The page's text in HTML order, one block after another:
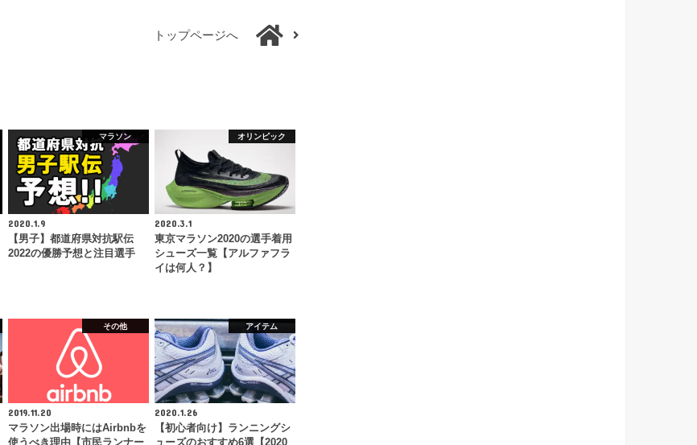
トップページへ
マラソン
2020.1.9
【男子】都道府県対抗駅伝
2022の優勝予想と注目選手
オリンピック
2020.3.1
東京マラソン2020の選手着用
シューズ一覧【アルファフラ
イは何人？】
その他
2019.11.20
マラソン出場時にはAirbnbを
アイテム
2020.1.26
【初心者向け】ランニングシ